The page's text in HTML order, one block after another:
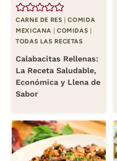
CARNE DE RES |COMIDA
MEXICANA
COMIDAS
TODAS LAS RECETAS
Calabacitas Rellenas:
La Receta Saludable,
Económica y Llena de
Sabor